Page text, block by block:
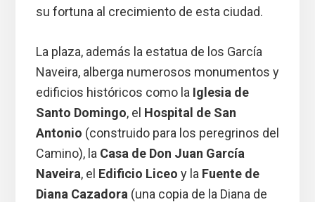
su fortuna al crecimiento de esta ciudad.
La plaza, además la estatua de los García
Naveira, alberga numerosos monumentos y
edificios históricos como la Iglesia de
Santo Domingo, el Hospital de San
Antonio (construido para los peregrinos del
Camino), la Casa de Don Juan García
Naveira, el Edificio Liceo y la Fuente de
Diana Cazadora (una copia de la Diana de